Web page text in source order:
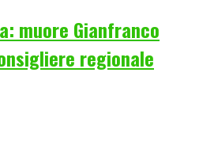
muore Gianfranco
regionale